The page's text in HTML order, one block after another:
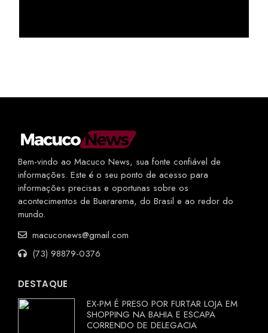
Bem-vindo ao Macuco News, sua fonte confiável de
informações. Este é o seu ponto de acesso para
informações precisas e oportunas sobre os
acontecimentos de Buerarema, do Brasil e ao redor do
mundo.
macuconews@gmail.com
(73) 98879-0376
DESTAQUE
EX-PM É PRESO POR FURTAR LOJA EM
SHOPPING NA BAHIA E ESCAPA
CORRENDO DE DELEGACIA